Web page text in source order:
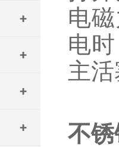
电
电
主
不